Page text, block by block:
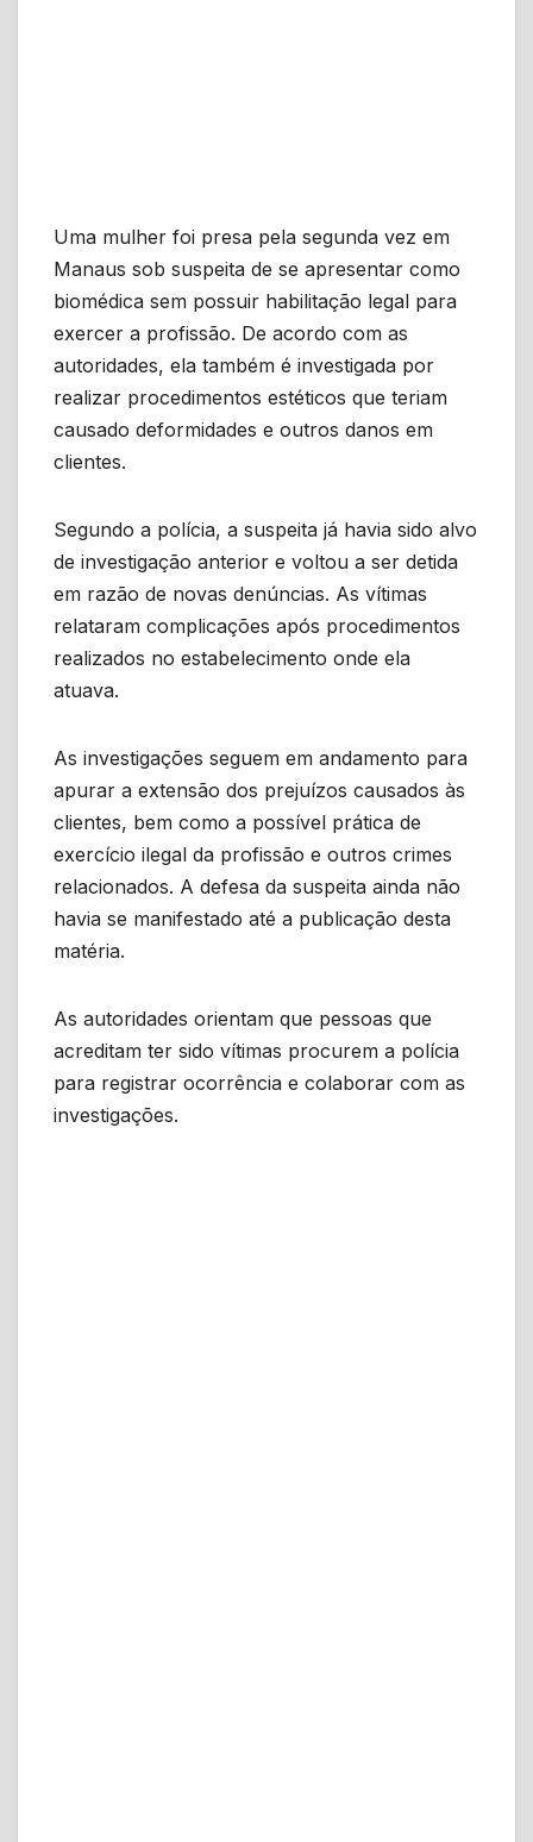
Uma mulher foi presa pela segunda vez em
Manaus sob suspeita de se apresentar como
biomédica sem possuir habilitação legal para
exercer a profissão. De acordo com as
autoridades, ela também é investigada por
realizar procedimentos estéticos que teriam
causado deformidades e outros danos em
clientes.
Segundo a polícia, a suspeita já havia sido alvo
de investigação anterior e voltou a ser detida
em razão de novas denúncias. As vítimas
relataram complicações após procedimentos
realizados no estabelecimento onde ela
atuava.
As investigações seguem em andamento para
apurar a extensão dos prejuízos causados às
clientes, bem como a possível prática de
exercício ilegal da profissão e outros crimes
relacionados. A defesa da suspeita ainda não
havia se manifestado até a publicação desta
matéria.
As autoridades orientam que pessoas que
acreditam ter sido vítimas procurem a polícia
para registrar ocorrência e colaborar com as
investigações.